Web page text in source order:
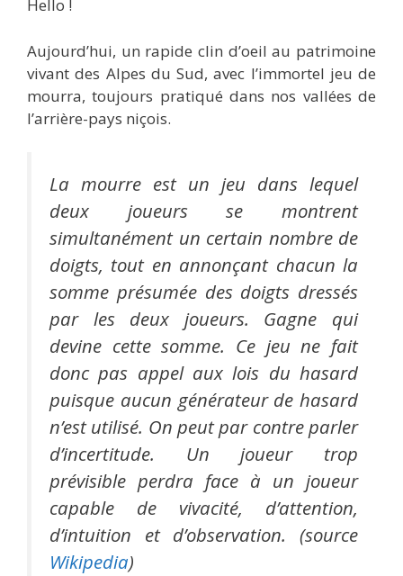
Hello !
Aujourd’hui, un rapide clin d’oeil au patrimoine
vivant des Alpes du Sud, avec l’immortel jeu de
mourra, toujours pratiqué dans nos vallées de
l’arrière-pays niçois.
La mourre est un jeu dans lequel
deux joueurs se montrent
simultanément un certain nombre de
doigts, tout en annonçant chacun la
somme présumée des doigts dressés
par les deux joueurs. Gagne qui
devine cette somme. Ce jeu ne fait
donc pas appel aux lois du hasard
puisque aucun générateur de hasard
n’est utilisé. On peut par contre parler
d’incertitude. Un joueur trop
prévisible perdra face à un joueur
capable de vivacité, d’attention,
d’intuition et d’observation. (source
Wikipedia)